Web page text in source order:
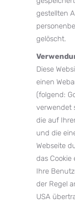
gestellten
gelöscht.
Diese
einen
(folgend:
verwendet
die auf
und die
Webseite
das
Ihre
der Regel
USA